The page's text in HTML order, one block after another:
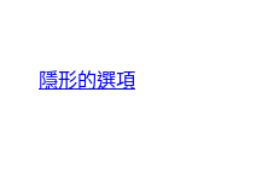
隱形的選項